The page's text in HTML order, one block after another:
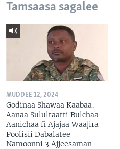
Tamsaasa sagalee
MUDDEE 12, 2024
Godinaa Shawaa Kaabaa,
Aanaa Sulultaatti Bulchaa
Aanichaa fi Ajajaa Waajira
Poolisii Dabalatee
Namoonni 3 Ajjeesaman